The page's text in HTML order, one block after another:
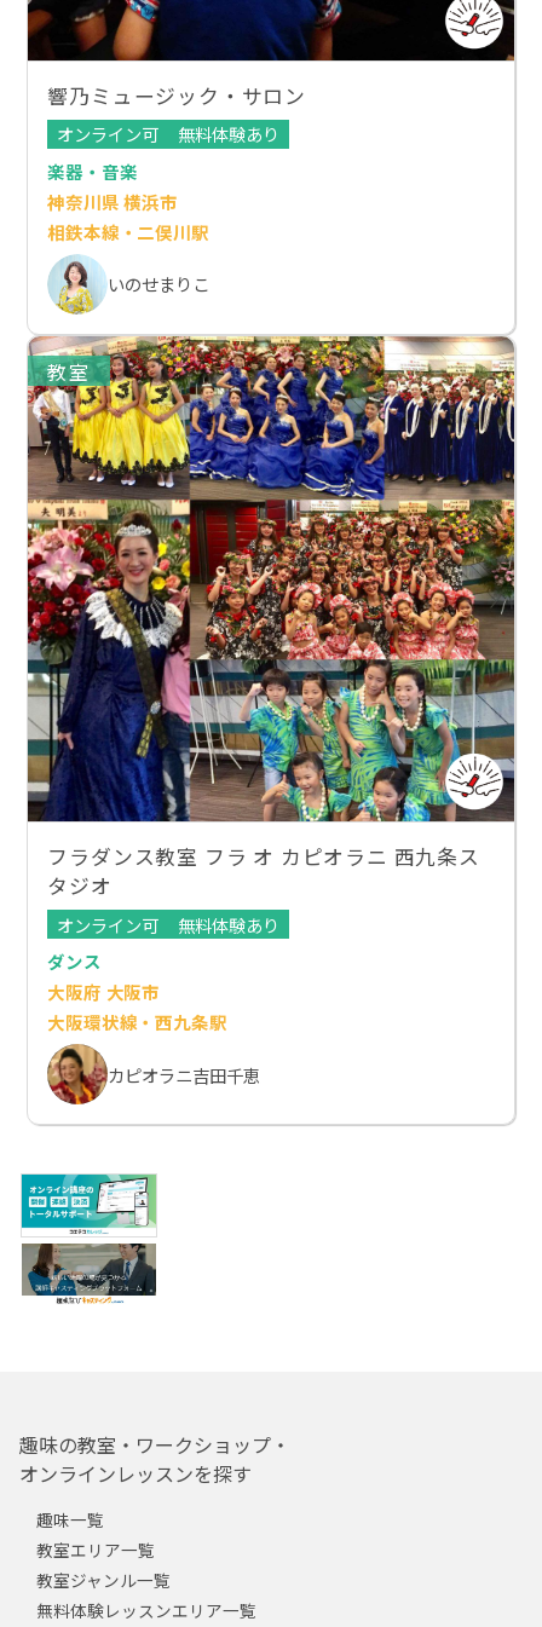
響乃ミュージック・サロン
オンライン可
無料体験あり
楽器・音楽
神奈川県 横浜市
相鉄本線・二俣川駅
いのせまりこ
教室
フラダンス教室 フラ オ カピオラニ 西九条ス
タジオ
オンライン可
無料体験あり
ダンス
大阪府 大阪市
大阪環状線・西九条駅
カピオラニ吉田千恵
趣味の教室・ワークショップ・
オンラインレッスンを探す
趣味一覧
教室エリア一覧
教室ジャンル一覧
無料体験レッスンエリア一覧